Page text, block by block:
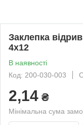
Заклепка
4х12
В наявності
Код: 200-030-003
2,14 ₴
Мінімальна сума